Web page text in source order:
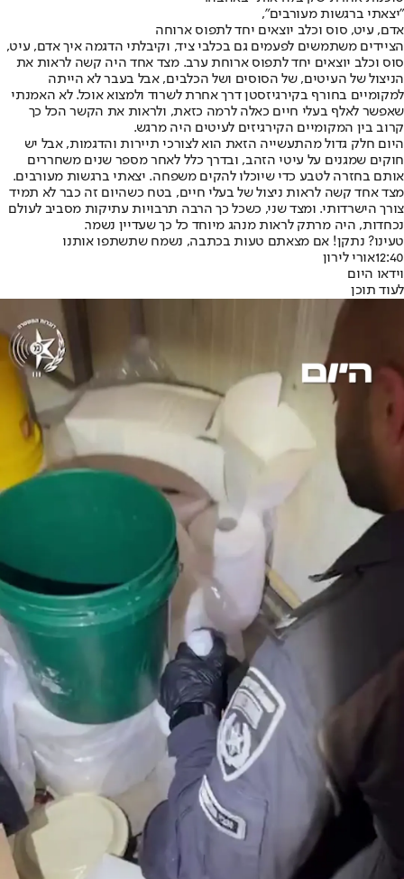
"יצאתי ברגשות מעורבים",
אדם, עיט, סוס וכלב יוצאים יחד לתפוס ארוחה
הציידים משתמשים לפעמים גם בכלבי ציד, וקיבלתי הדגמה איך אדם, עיט,
סוס וכלב יוצאים יחד לתפוס ארוחת ערב. מצד אחד היה קשה לראות את
הניצול של העיטים, של הסוסים ושל הכלבים, אבל בעבר לא הייתה
למקומיים בחורף בקירגיזסטן דרך אחרת לשרוד ולמצוא אוכל. לא האמנתי
שאפשר לאלף בעלי חיים כאלה לרמה כזאת, ולראות את הקשר הכל כך
קרוב בין המקומיים הקירגיזים לעיטים היה מרגש.
היום חלק גדול מהתעשייה הזאת הוא לצורכי תיירות והדגמות, אבל יש
חוקים שמגנים על עיטי הזהב, ובדרך כלל לאחר מספר שנים משחררים
אותם בחזרה לטבע כדי שיוכלו להקים משפחה. יצאתי ברגשות מעורבים.
מצד אחד קשה לראות ניצול של בעלי חיים, בטח כשהיום זה כבר לא תמיד
צורך הישרדותי. ומצד שני, כשכל כך הרבה תרבויות עתיקות מסביב לעולם
נכחדות, היה מרתק לראות מנהג מיוחד כל כך שעדיין נשמר.
טעינו? נתקן! אם מצאתם טעות בכתבה, נשמח שתשתפו אותנו
12:40אורי לירון
וידאו היום
לעוד תוכן